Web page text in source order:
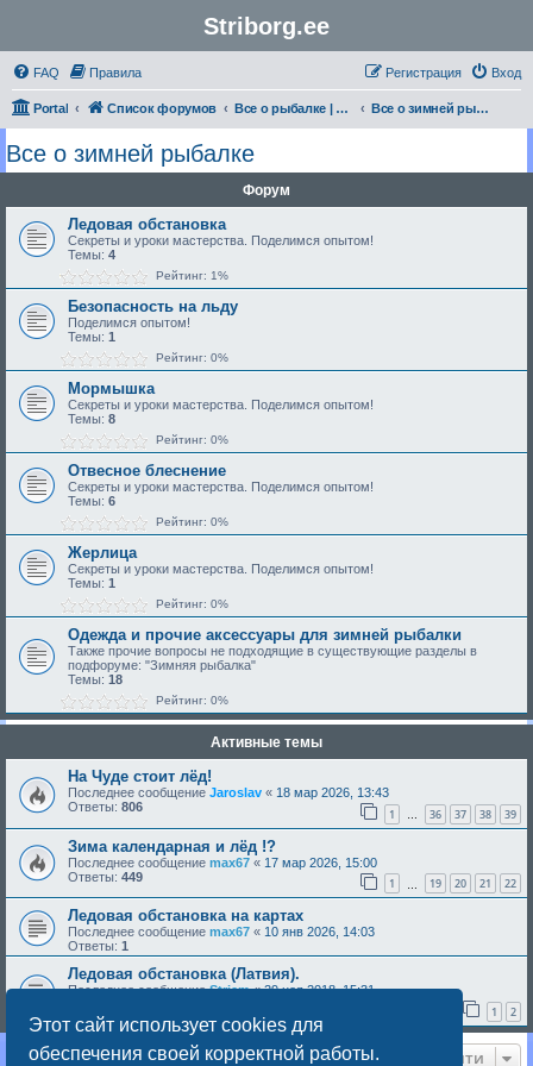
Этот сайт использует cookies для
обеспечения своей корректной работы.
Striborg.ee
FAQ Правила Вход
Регистрация
Portal Список форумов Все о рыбалке | Секреты Мастерства Все о зимней рыбалке
Все о зимней рыбалке
Форум
Ледовая обстановка
Секреты и уроки мастерства. Поделимся опытом!
Темы: 4
Рейтинг: 1%
Безопасность на льду
Поделимся опытом!
Темы: 1
Рейтинг: 0%
Мормышка
Секреты и уроки мастерства. Поделимся опытом!
Темы: 8
Рейтинг: 0%
Отвесное блеснение
Секреты и уроки мастерства. Поделимся опытом!
Темы: 6
Рейтинг: 0%
Жерлица
Секреты и уроки мастерства. Поделимся опытом!
Темы: 1
Рейтинг: 0%
Одежда и прочие аксессуары для зимней рыбалки
Также прочие вопросы не подходящие в существующие разделы в
подфоруме: "Зимняя рыбалка"
Темы: 18
Рейтинг: 0%
Активные темы
На Чуде стоит лёд!
Последнее сообщение Jaroslav « 18 мар 2026, 13:43
Ответы: 806 1 … 36 37 38 39
Зима календарная и лёд !?
Последнее сообщение max67 « 17 мар 2026, 15:00
Ответы: 449 1 19 20 21 22
Ледовая обстановка на картах
Последнее сообщение max67 « 10 янв 2026, 14:03
Ответы: 1
Ледовая обстановка (Латвия).
Последнее сообщениеStrjem«29 ноя 2018, 15:31
1 2
Перейти